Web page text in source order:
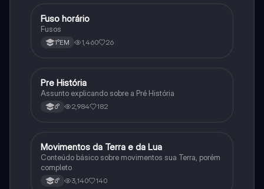
Geografia
Fuso horário
Fusos
1°EM 1,460 26
Geografia
Pre História
Assunto explicando sobre a Pré História
6° 2,984 182
Geografia
Movimentos da Terra e da Lua
Conteúdo básico sobre movimentos sua Terra, porém
completo
6° 3,140 140